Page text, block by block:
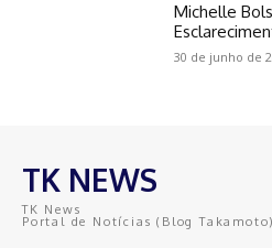
Michelle
30 de junho de
TK NEWS
TK News
Portal de Notícias (Blog Takamoto)